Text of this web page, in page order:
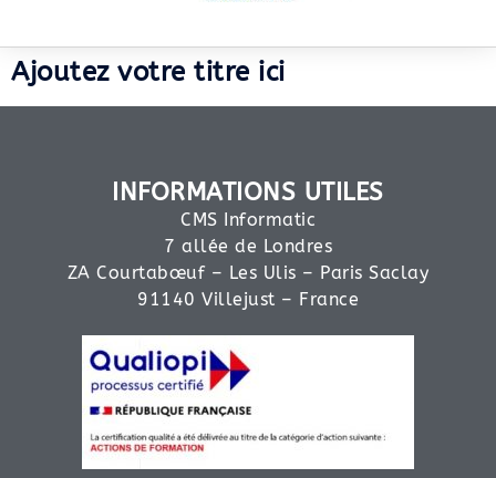
Ajoutez votre titre ici
INFORMATIONS UTILES
CMS Informatic
7 allée de Londres
ZA Courtabœuf – Les Ulis – Paris Saclay
91140 Villejust – France